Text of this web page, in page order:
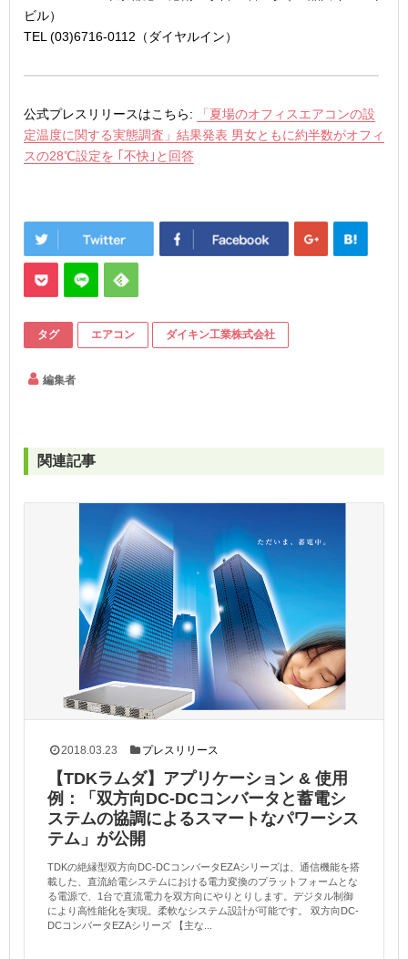
ビル）
TEL (03)6716-0112（ダイヤルイン）
公式プレスリリースはこちら:
「夏場のオフィスエアコンの設
定温度に関する実態調査」結果発表 男女ともに約半数がオフィ
スの28℃設定を ｢不快｣と回答
タグ エアコン ダイキン工業株式会社
編集者
関連記事
2018.03.23 プレスリリース
【TDKラムダ】アプリケーション & 使用
例：「双方向DC-DCコンバータと蓄電シ
ステムの協調によるスマートなパワーシス
テム」が公開
TDKの絶縁型双方向DC-DCコンバータEZAシリーズは、通信機能を搭
載した、直流給電システムにおける電力変換のプラットフォームとな
る電源で、1台で直流電力を双方向にやりとりします。デジタル制御
により高性能化を実現。柔軟なシステム設計が可能です。 双方向DC-
DCコンバータEZAシリーズ 【主な...